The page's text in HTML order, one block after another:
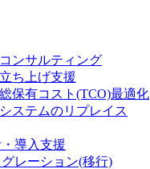
ンサルティング
ち上げ支援
保有コスト(TCO)最適化
ステムのリプレイス
導入支援
レーション(移行)